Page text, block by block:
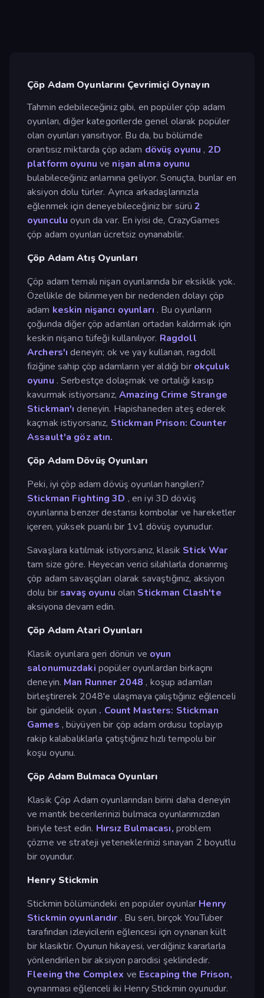
Çöp Adam Oyunlarını Çevrimiçi Oynayın
Tahmin edebileceğiniz gibi, en popüler çöp adam
oyunları, diğer kategorilerde genel olarak popüler
olan oyunları yansıtıyor. Bu da, bu bölümde
orantısız miktarda çöp adam dövüş oyunu , 2D
platform oyunu ve nişan alma oyunu
bulabileceğiniz anlamına geliyor. Sonuçta, bunlar en
aksiyon dolu türler. Ayrıca arkadaşlarınızla
eğlenmek için deneyebileceğiniz bir sürü2
oyunculu oyun da var. En iyisi de, CrazyGames
çöp adam oyunları ücretsiz oynanabilir.
Çöp Adam Atış Oyunları
Çöp adam temalı nişan oyunlarında bir eksiklik yok.
Özellikle de bilinmeyen bir nedenden dolayı çöp
adam keskin nişancı oyunları . Bu oyunların
çoğunda diğer çöp adamları ortadan kaldırmak için
keskin nişancı tüfeği kullanılıyor. Ragdoll
Archers'ı deneyin; ok ve yay kullanan, ragdoll
fiziğine sahip çöp adamların yer aldığı bir okçuluk
oyunu . Serbestçe dolaşmak ve ortalığı kasıp
kavurmak istiyorsanız,Amazing Crime Strange
Stickman'ı deneyin. Hapishaneden ateş ederek
kaçmak istiyorsanız, Stickman Prison: Counter
Assault'a göz atın.
Çöp Adam Dövüş Oyunları
Peki, iyi çöp adam dövüş oyunları hangileri?
Stickman Fighting 3D , en iyi 3D dövüş
oyunlarına benzer destansı kombolar ve hareketler
içeren, yüksek puanlı bir 1v1 dövüş oyunudur.
Savaşlara katılmak istiyorsanız, klasik Stick War
tam size göre. Heyecan verici silahlarla donanmış
çöp adam savaşçıları olarak savaştığınız, aksiyon
dolu bir savaş oyunu olan Stickman Clash'te
aksiyona devam edin.
Çöp Adam Atari Oyunları
Klasik oyunlara geri dönün ve oyun
salonumuzdaki popüler oyunlardan birkaçını
deneyin. Man Runner 2048 , koşup adamları
birleştirerek 2048'e ulaşmaya çalıştığınız eğlenceli
bir gündelik oyun . Count Masters: Stickman
Games , büyüyen bir çöp adam ordusu toplayıp
rakip kalabalıklarla çatıştığınız hızlı tempolu bir
koşu oyunu.
Çöp Adam Bulmaca Oyunları
Klasik Çöp Adam oyunlarından birini daha deneyin
ve mantık becerilerinizi bulmaca oyunlarımızdan
biriyle test edin. Hırsız Bulmacası, problem
çözme ve strateji yeteneklerinizi sınayan 2 boyutlu
bir oyundur.
Henry Stickmin
Stickmin bölümündeki en popüler oyunlar Henry
Stickmin oyunlarıdır . Bu seri, birçok YouTuber
tarafından izleyicilerin eğlencesi için oynanan kült
bir klasiktir. Oyunun hikayesi, verdiğiniz kararlarla
yönlendirilen bir aksiyon parodisi şeklindedir.
Fleeing the Complex ve Escaping the Prison,
oynanması eğlenceli iki Henry Stickmin oyunudur.